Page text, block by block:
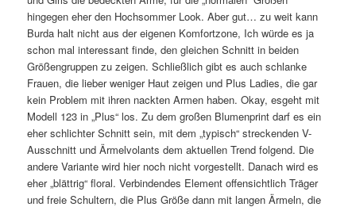
hingegen eher den Hochsommer Look. Aber gut… zu weit kann
Burda halt nicht aus der eigenen Komfortzone, Ich würde es ja
schon mal interessant finde, den gleichen Schnitt in beiden
Größengruppen zu zeigen. Schließlich gibt es auch schlanke
Frauen, die lieber weniger Haut zeigen und Plus Ladies, die gar
kein Problem mit ihren nackten Armen haben. Okay, esgeht mit
Modell 123 in „Plus“ los. Zu dem großen Blumenprint darf es ein
eher schlichter Schnitt sein, mit dem „typisch“ streckenden V-
Ausschnitt und Ärmelvolants dem aktuellen Trend folgend. Die
andere Variante wird hier noch nicht vorgestellt. Danach wird es
eher „blättrig“ floral. Verbindendes Element offensichtlich Träger
und freie Schultern, die Plus Größe dann mit langen Ärmeln, die